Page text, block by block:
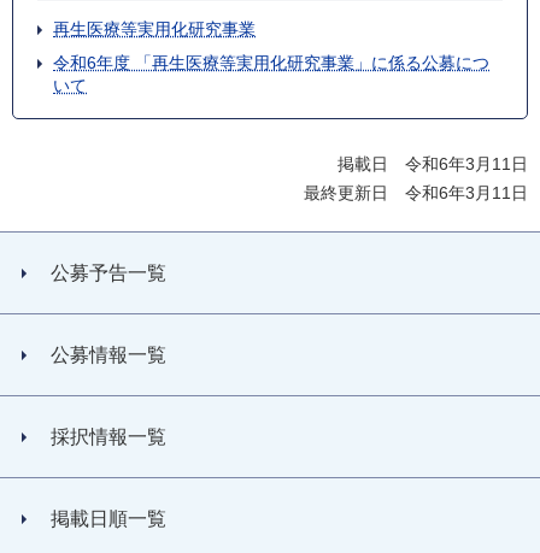
再生医療等実用化研究事業
令和6年度 「再生医療等実用化研究事業」に係る公募につ
いて
掲載日 令和6年3月11日
最終更新日 令和6年3月11日
公募予告一覧
公募情報一覧
採択情報一覧
掲載日順一覧